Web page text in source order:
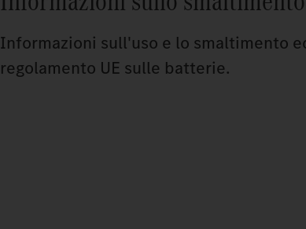
Informazioni sull'uso e lo smaltimento
regolamento UE sulle batterie.